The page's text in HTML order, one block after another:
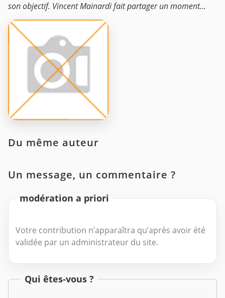
son objectif. Vincent Mainardi fait partager un moment...
Du même auteur
Un message, un commentaire ?
modération a priori
Votre contribution n’apparaîtra qu’après avoir été
validée par un administrateur du site.
Qui êtes-vous ?